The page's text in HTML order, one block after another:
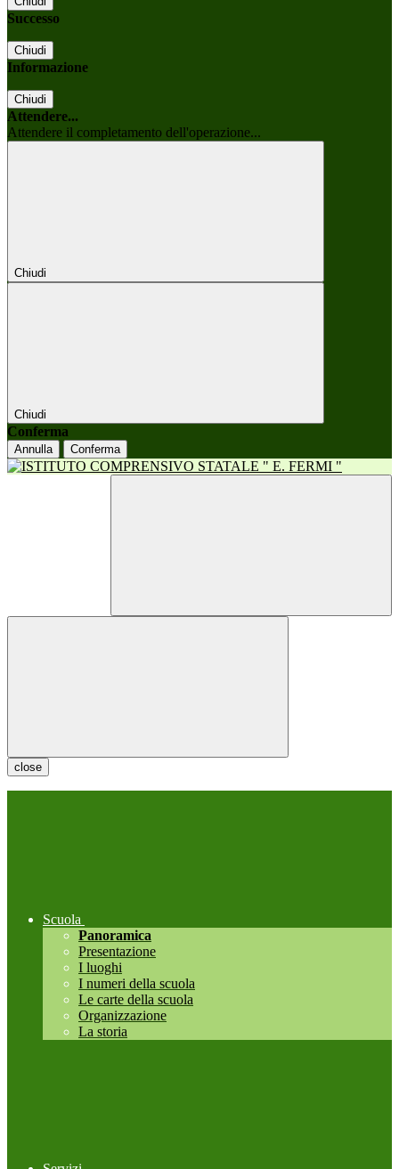
Successo
Chiudi
Informazione
Chiudi
Attendere...
Attendere il completamento dell'operazione...
Chiudi
Chiudi
Conferma
Annulla Conferma
close
Scuola
Panoramica
Presentazione
I luoghi
I numeri della scuola
Le carte della scuola
Organizzazione
La storia